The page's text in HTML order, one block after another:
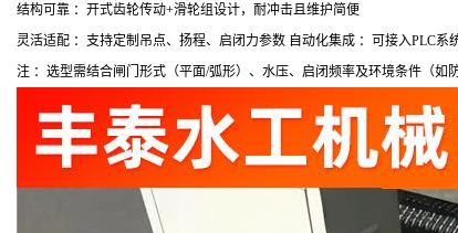
结构可靠 ：开式齿轮传动+滑轮组设计，耐冲击且维护简便
灵活适配 ：支持定制吊点、扬程、启闭力参数 自动化集成 ：可接入PLC系
注 ：选型需结合闸门形式（平面/弧形）、水压、启闭频率及环境条件（如